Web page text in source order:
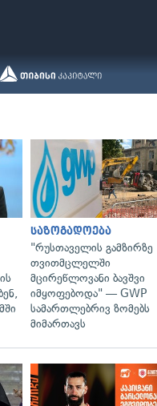
საზოგადოება
"რუსთაველის გამზირზე
თვითმცლელში
მცირეწლოვანი ბავშვი
იმყოფებოდა" — GWP
სამართლებრივ ზომებს
მიმართავს